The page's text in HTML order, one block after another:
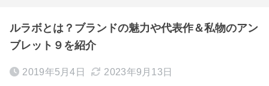
ルラボとは？ブランドの魅力や代表作＆私物のアン
ブレット９を紹介
2019年5月4日 2023年9月13日